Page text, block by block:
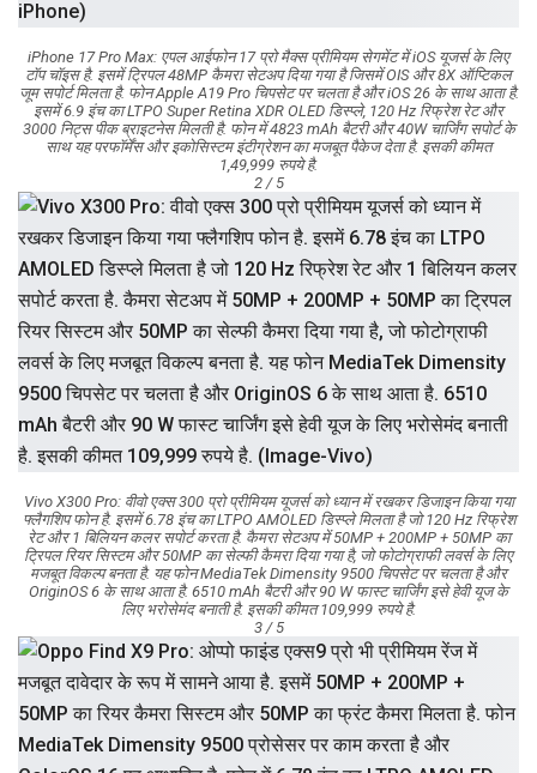
iPhone 17 Pro Max: एपल आईफोन 17 प्रो मैक्स प्रीमियम सेगमेंट में iOS यूजर्स के लिए
टॉप चॉइस है. इसमें ट्रिपल 48MP कैमरा सेटअप दिया गया है जिसमें OIS और 8X ऑप्टिकल
जूम सपोर्ट मिलता है. फोन Apple A19 Pro चिपसेट पर चलता है और iOS 26 के साथ आता है.
इसमें 6.9 इंच का LTPO Super Retina XDR OLED डिस्प्ले, 120 Hz रिफ्रेश रेट और
3000 निट्स पीक ब्राइटनेस मिलती है. फोन में 4823 mAh बैटरी और 40W चार्जिंग सपोर्ट के
साथ यह परफॉर्मेंस और इकोसिस्टम इंटीग्रेशन का मजबूत पैकेज देता है. इसकी कीमत
1,49,999 रुपये है.
2 / 5
Vivo X300 Pro: वीवो एक्स 300 प्रो प्रीमियम यूजर्स को ध्यान में रखकर डिजाइन किया गया
फ्लैगशिप फोन है. इसमें 6.78 इंच का LTPO AMOLED डिस्प्ले मिलता है जो 120 Hz रिफ्रेश
रेट और 1 बिलियन कलर सपोर्ट करता है. कैमरा सेटअप में 50MP + 200MP + 50MP का
ट्रिपल रियर सिस्टम और 50MP का सेल्फी कैमरा दिया गया है, जो फोटोग्राफी लवर्स के लिए
मजबूत विकल्प बनता है. यह फोन MediaTek Dimensity 9500 चिपसेट पर चलता है और
OriginOS 6 के साथ आता है. 6510 mAh बैटरी और 90 W फास्ट चार्जिंग इसे हेवी यूज के
लिए भरोसेमंद बनाती है. इसकी कीमत 109,999 रुपये है.
3 / 5